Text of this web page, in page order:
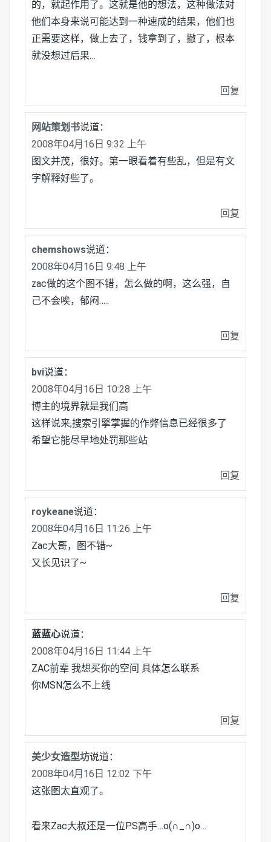
的，就起作用了。这就是他的想法，这种做法对
他们本身来说可能达到一种速成的结果，他们也
正需要这样，做上去了，钱拿到了，撤了，根本
就没想过后果…
回复
网站策划书说道：
2008年04月16日 9:32 上午
图文并茂，很好。第一眼看着有些乱，但是有文
字解释好些了。
回复
chemshows说道：
2008年04月16日 9:48 上午
zac做的这个图不错，怎么做的啊，这么强，自
己不会唉，郁闷…..
回复
bvi说道：
2008年04月16日 10:28 上午
博主的境界就是我们高
这样说来,搜索引擎掌握的作弊信息已经很多了
希望它能尽早地处罚那些站
回复
roykeane说道：
2008年04月16日 11:26 上午
Zac大哥，图不错~
又长见识了~
回复
蓝蓝心说道：
2008年04月16日 11:44 上午
ZAC前辈 我想买你的空间 具体怎么联系
你MSN怎么不上线
回复
美少女造型坊说道：
2008年04月16日 12:02 下午
这张图太直观了。
看来Zac大叔还是一位PS高手…o(∩_∩)o…